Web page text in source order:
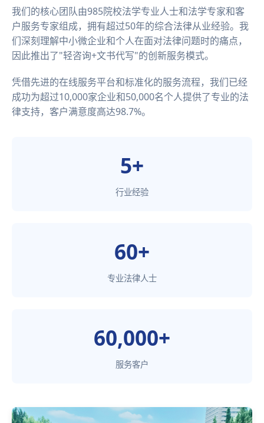
我们的核心团队由985院校法学专业人士和法学专家和客
户服务专家组成，拥有超过50年的综合法律从业经验。我
们深刻理解中小微企业和个人在面对法律问题时的痛点，
因此推出了"轻咨询+文书代写"的创新服务模式。
凭借先进的在线服务平台和标准化的服务流程，我们已经
成功为超过10,000家企业和50,000名个人提供了专业的法
律支持，客户满意度高达98.7%。
5+
行业经验
60+
专业法律人士
60,000+
服务客户